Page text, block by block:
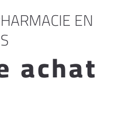
EN
achat